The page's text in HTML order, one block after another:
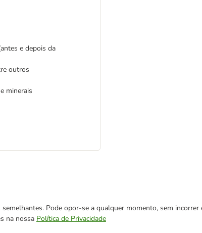
e depois da
outros
minerais
Pode opor-se a qualquer momento, sem
na nossa Política de Privacidade